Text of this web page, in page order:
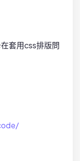
套用css排版問